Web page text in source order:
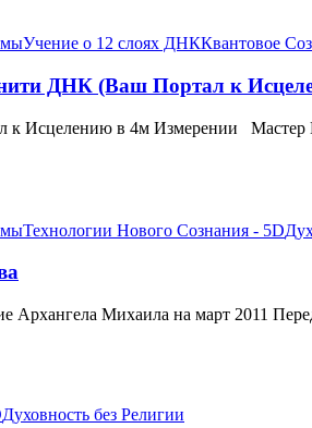
Учение о 12 слоях ДНККвантовое
ДНК (Ваш Портал к
Исцелению в 4м Измерении Мастер
Технологии Нового Сознания - 5D
Архангела Михаила на март 2011
Духовность без Религии